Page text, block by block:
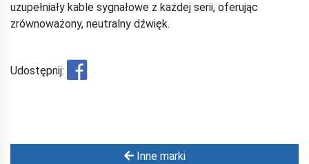
Inne marki
uzupełniały kable sygnałowe z każdej serii, oferując
zrównoważony, neutralny dźwięk.
Udostępnij: